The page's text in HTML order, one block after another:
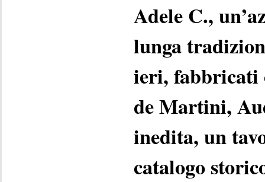
Adele C.,
lunga
ieri, fabbricati
de Martini,
inedita, un
catalogo